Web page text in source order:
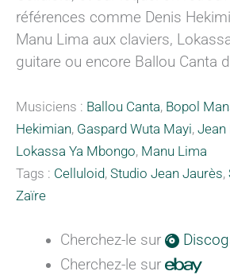
références comme Denis
Manu Lima aux claviers,
guitare ou encore Ballou Canta
Musiciens : Ballou Canta, Bopol
Hekimian, Gaspard Wuta Mayi, Jean
Lokassa Ya Mbongo, Manu Lima
Tags : Celluloid, Studio Jean Jaurès,
Zaïre
Cherchez-le sur
Cherchez-le sur